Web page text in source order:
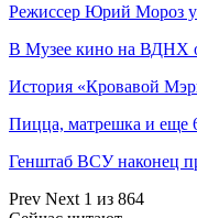
Режиссер Юрий Мороз
В Музее кино на ВДНХ
История «Кровавой
Пицца, матрешка и еще
Генштаб ВСУ наконец
Prev Next 1 из 864